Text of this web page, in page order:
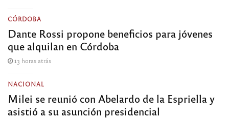
CÓRDOBA
Dante Rossi propone beneficios para jóvenes
que alquilan en Córdoba
13 horas atrás
NACIONAL
Milei se reunió con Abelardo de la Espriella y
asistió a su asunción presidencial